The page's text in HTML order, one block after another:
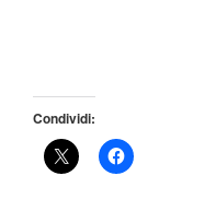
Condividi: